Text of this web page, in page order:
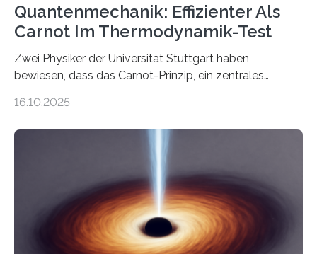
Quantenmechanik: Effizienter Als
Carnot Im Thermodynamik-Test
Zwei Physiker der Universität Stuttgart haben
bewiesen, dass das Carnot-Prinzip, ein zentrales
Größenordnung von Atomen gilt, deren physikalische
Quantenmotoren voranbringen. Das
Wissenschaftsjournal Science Advances veröffentlichte
die Herleitung. (DOI: 10.1126/sciadv.adw8462)
Verbrennungsmotoren oder Dampfturbinen sind
Wärmekraftmaschinen: Sie wandeln thermische
16.10.2025